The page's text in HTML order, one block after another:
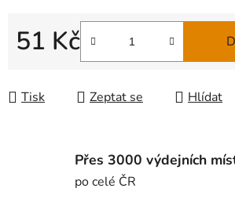
51 Kč
Měrná cena:
Tisk Zeptat se Hlídat
Přes 3000 výdejních
po celé ČR